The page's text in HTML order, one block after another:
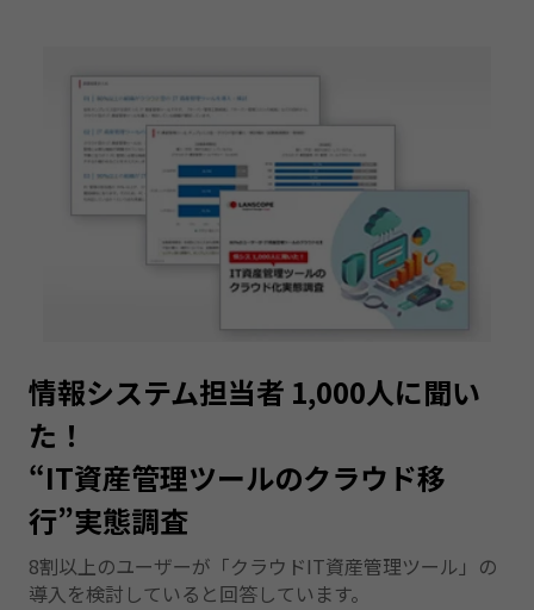
情報システム担当者 1,000人に聞い
た！
“IT資産管理ツールのクラウド移
行”実態調査
8割以上のユーザーが「クラウドIT資産管理ツール」の
導入を検討していると回答しています。